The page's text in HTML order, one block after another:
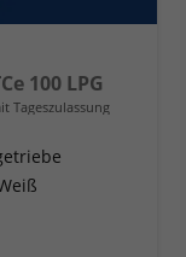
100 LPG
Tageszulassung